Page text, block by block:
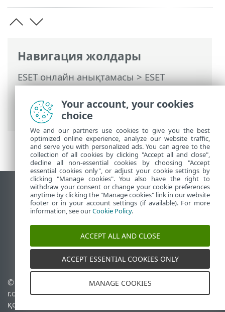
Навигация жолдары
ESET онлайн анықтамасы>ESET
Endpoint Antivirus>Іске кірісу> Желіні
қорғау параметрлерін
конфигурациялау
Жұмыс үстеліндегі сайтты қарау
End of Life
ESET білім қоры
ESET форумы
ESET Status Portal
Аймақтық қолдау
© 1992 - 2026 ESET, spol. s
r.o. - Барлық құқықтары
қорғалған.
Cookie файлдарын
басқару
Your account, your cookies
choice
We and our partners use cookies to give you the best
optimized online experience, analyze our website traffic,
and serve you with personalized ads. You can agree to the
collection of all cookies by clicking "Accept all and close",
decline all non-essential cookies by choosing "Accept
essential cookies only", or adjust your cookie settings by
clicking "Manage cookies". You also have the right to
withdraw your consent or change your cookie preferences
anytime by clicking the "Manage cookies" link in our website
footer or in your account settings (if available). For more
information, see ourCookie Policy.
ACCEPT ALL AND CLOSE
ACCEPT ESSENTIAL COOKIES ONLY
MANAGE COOKIES